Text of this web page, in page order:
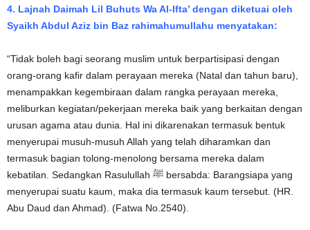
4. Lajnah Daimah Lil Buhuts Wa Al-Ifta’ dengan diketuai oleh
Syaikh Abdul Aziz bin Baz rahimahumullahu menyatakan:
“Tidak boleh bagi seorang muslim untuk berpartisipasi dengan
orang-orang kafir dalam perayaan mereka (Natal dan tahun baru),
menampakkan kegembiraan dalam rangka perayaan mereka,
meliburkan kegiatan/pekerjaan mereka baik yang berkaitan dengan
urusan agama atau dunia. Hal ini dikarenakan termasuk bentuk
menyerupai musuh-musuh Allah yang telah diharamkan dan
termasuk bagian tolong-menolong bersama mereka dalam
kebatilan. Sedangkan Rasulullah ﷺ bersabda: Barangsiapa yang
menyerupai suatu kaum, maka dia termasuk kaum tersebut. (HR.
Abu Daud dan Ahmad). (Fatwa No.2540).